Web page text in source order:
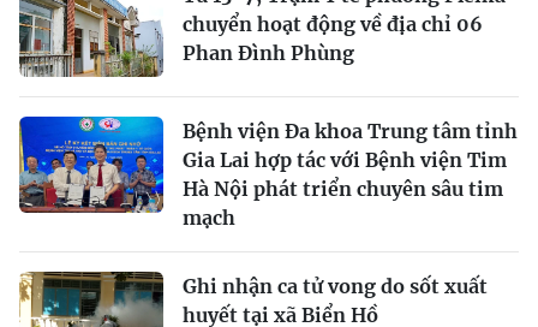
chuyển hoạt động về địa chỉ 06
Phan Đình Phùng
Bệnh viện Đa khoa Trung tâm tỉnh
Gia Lai hợp tác với Bệnh viện Tim
Hà Nội phát triển chuyên sâu tim
mạch
Ghi nhận ca tử vong do sốt xuất
huyết tại xã Biển Hồ